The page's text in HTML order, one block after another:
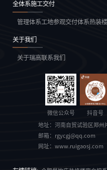
全体系施工交付
管理体系工地参观交付体系热装
关于我们
关于瑞高联系我们
微信公众号 抖音号
地址： 河南自贸试验区郑州
邮箱：
rgycgj@qq.com
网址： www.ruigaosj.com